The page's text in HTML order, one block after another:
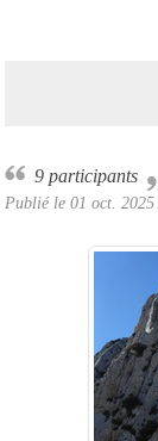
9 participants
Publié le 01 oct. 2025